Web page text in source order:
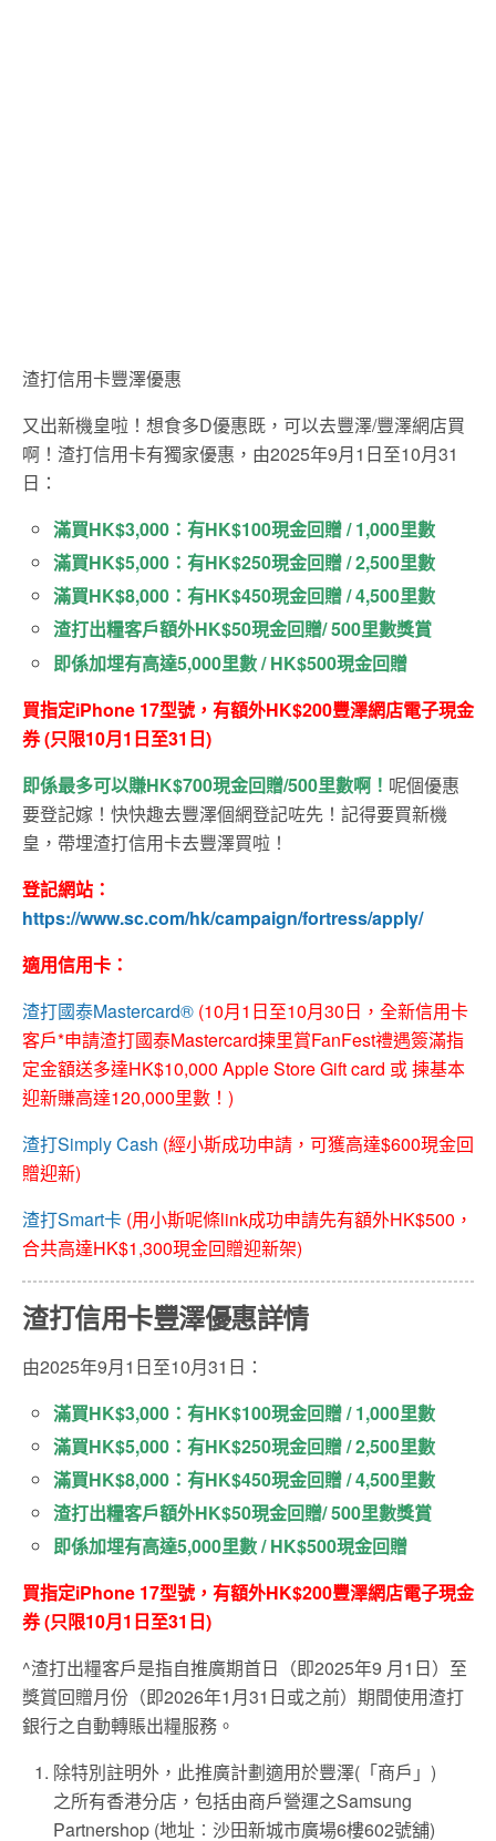
渣打信用卡豐澤優惠
又出新機皇啦！想食多D優惠既，可以去豐澤/豐澤網店買
啊！渣打信用卡有獨家優惠，由2025年9月1日至10月31
日：
滿買HK$3,000：有HK$100現金回贈 / 1,000里數
滿買HK$5,000：有HK$250現金回贈 / 2,500里數
滿買HK$8,000：有HK$450現金回贈 / 4,500里數
渣打出糧客戶額外HK$50現金回贈/ 500里數獎賞
即係加埋有高達5,000里數 / HK$500現金回贈
買指定iPhone 17型號，有額外HK$200豐澤網店電子現金
券 (只限10月1日至31日)
即係最多可以賺HK$700現金回贈/500里數啊！ 呢個優惠
要登記嫁！快快趣去豐澤個網登記咗先！記得要買新機
皇，帶埋渣打信用卡去豐澤買啦！
登記網站：
https://www.sc.com/hk/campaign/fortress/apply/
適用信用卡：
渣打國泰Mastercard® (10月1日至10月30日，全新信用卡
客戶*申請渣打國泰Mastercard揀里賞FanFest禮遇簽滿指
定金額送多達HK$10,000 Apple Store Gift card 或 揀基本
迎新賺高達120,000里數！)
渣打Simply Cash (經小斯成功申請，可獲高達$600現金回
贈迎新)
渣打Smart卡 (用小斯呢條link成功申請先有額外HK$500，
合共高達HK$1,300現金回贈迎新架)
渣打信用卡豐澤優惠詳情
由2025年9月1日至10月31日：
滿買HK$3,000：有HK$100現金回贈 / 1,000里數
滿買HK$5,000：有HK$250現金回贈 / 2,500里數
滿買HK$8,000：有HK$450現金回贈 / 4,500里數
渣打出糧客戶額外HK$50現金回贈/ 500里數獎賞
即係加埋有高達5,000里數 / HK$500現金回贈
買指定iPhone 17型號，有額外HK$200豐澤網店電子現金
券 (只限10月1日至31日)
^渣打出糧客戶是指自推廣期首日（即2025年9 月1日）至
獎賞回贈月份（即2026年1月31日或之前）期間使用渣打
銀行之自動轉賬出糧服務。
除特別註明外，此推廣計劃適用於豐澤(「商戶」)
之所有香港分店，包括由商戶營運之Samsung
Partnershop (地址︰沙田新城市廣場6樓602號舖)